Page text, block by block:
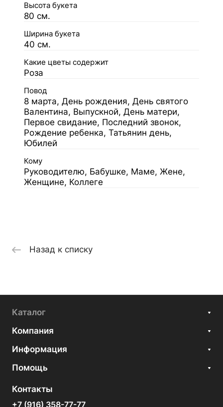
Высота букета
80 см.
Ширина букета
40 см.
Какие цветы содержит
Роза
Повод
8 марта, День рождения, День святого
Валентина, Выпускной, День матери,
Первое свидание, Последний звонок,
Рождение ребенка, Татьянин день,
Юбилей
Кому
Руководителю, Бабушке, Маме, Жене,
Женщине, Коллеге
Назад к списку
Каталог
Компания
Информация
Помощь
Контакты
+7 (916) 358-77-77